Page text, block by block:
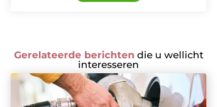
Gerelateerde berichten die u wellicht
interesseren